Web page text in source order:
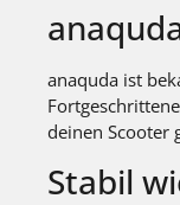
anaquda ist
deinen Scooter
Stabil